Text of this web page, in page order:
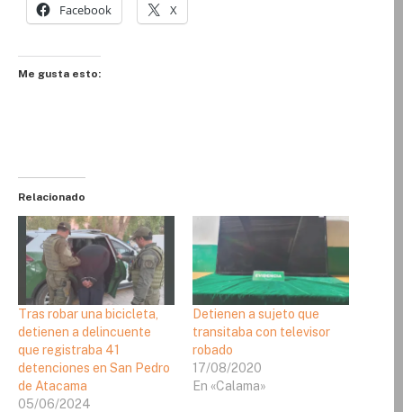
Facebook X
Me gusta esto:
Relacionado
Tras robar una bicicleta,
detienen a delincuente
que registraba 41
detenciones en San Pedro
de Atacama
05/06/2024
Detienen a sujeto que
transitaba con televisor
robado
17/08/2020
En «Calama»